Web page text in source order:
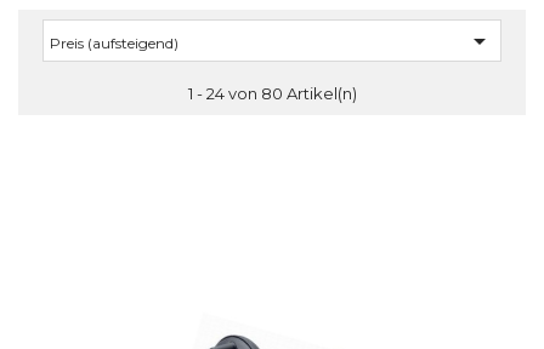
Preis (aufsteigend) 
1 - 24 von 80 Artikel(n)